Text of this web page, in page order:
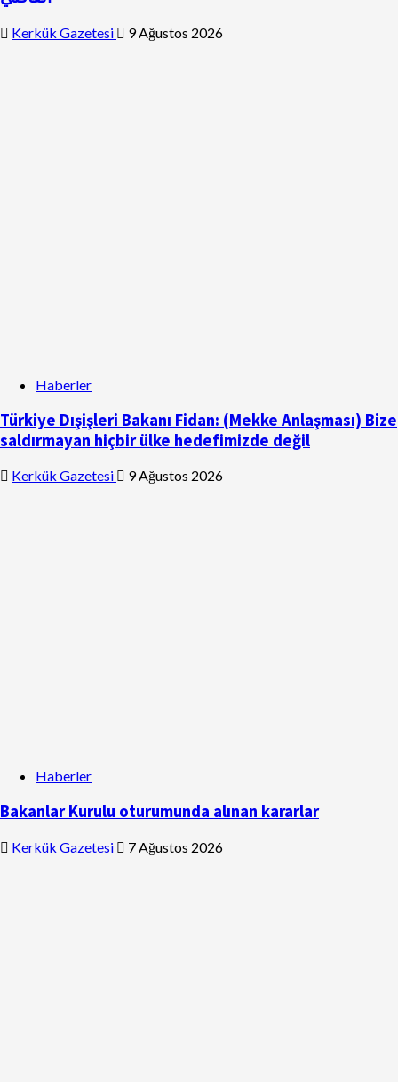
Kerkük Gazetesi 9 Ağustos 2026
Haberler
Türkiye Dışişleri Bakanı Fidan: (Mekke Anlaşması) Bize
saldırmayan hiçbir ülke hedefimizde değil
Kerkük Gazetesi 9 Ağustos 2026
Haberler
Bakanlar Kurulu oturumunda alınan kararlar
Kerkük Gazetesi 7 Ağustos 2026